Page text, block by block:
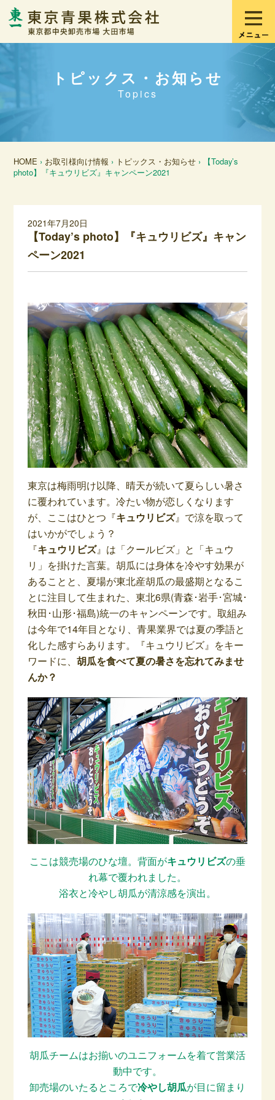
トピックス・お知らせ
Topics
HOME › お取引様向け情報 › トピックス・お知らせ › 【Today’s
photo】『キュウリビズ』キャンペーン2021
2021年7月20日
【Today’s photo】『キュウリビズ』キャン
ペーン2021
東京は梅雨明け以降、晴天が続いて夏らしい暑さ
に覆われています。冷たい物が恋しくなります
が、ここはひとつ『キュウリビズ』で涼を取って
はいかがでしょう？
『キュウリビズ』は「クールビズ」と「キュウ
リ」を掛けた言葉。胡瓜には身体を冷やす効果が
あることと、夏場が東北産胡瓜の最盛期となるこ
とに注目して生まれた、東北6県(青森･岩手･宮城･
秋田･山形･福島)統一のキャンペーンです。取組み
は今年で14年目となり、青果業界では夏の季語と
化した感すらあります。『キュウリビズ』をキー
ワードに、 胡瓜を食べて夏の暑さを忘れてみませ
んか？
ここは競売場のひな壇。背面がキュウリビズの垂
れ幕で覆われました。
浴衣と冷やし胡瓜が清涼感を演出。
胡瓜チームはお揃いのユニフォームを着て営業活
動中です。
卸売場のいたるところで冷やし胡瓜が目に留まり